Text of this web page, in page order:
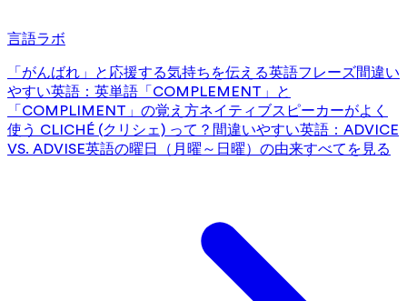
言語ラボ
「がんばれ」と応援する気持ちを伝える英語フレーズ間違い
やすい英語：英単語「COMPLEMENT」と
「COMPLIMENT」の覚え方ネイティブスピーカーがよく
使う CLICHÉ (クリシェ) って？ 間違いやすい英語：ADVICE
VS. ADVISE英語の曜日（月曜～日曜）の由来すべてを見る